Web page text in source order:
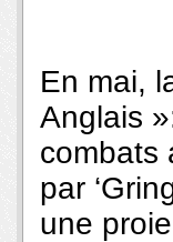
En mai,
Anglais
combats
par
une